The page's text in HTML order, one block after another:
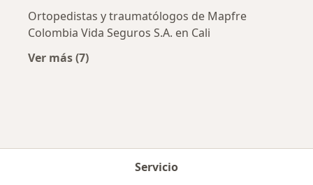
Ortopedistas y traumatólogos de Mapfre
Colombia Vida Seguros S.A. en Cali
Ver más (7)
Servicio